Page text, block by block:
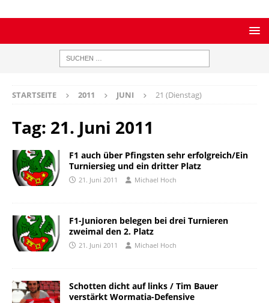
STARTSEITE 2011 JUNI 21 (Dienstag)
Tag: 21. Juni 2011
F1 auch über Pfingsten sehr erfolgreich/Ein
Turniersieg und ein dritter Platz
21. Juni 2011 Michael Hoch
F1-Junioren belegen bei drei Turnieren
zweimal den 2. Platz
21. Juni 2011 Michael Hoch
Schotten dicht auf links / Tim Bauer
verstärkt Wormatia-Defensive